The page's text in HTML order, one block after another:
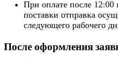
При оплате после 12:00
поставки отправка
следующего рабочего
После оформления